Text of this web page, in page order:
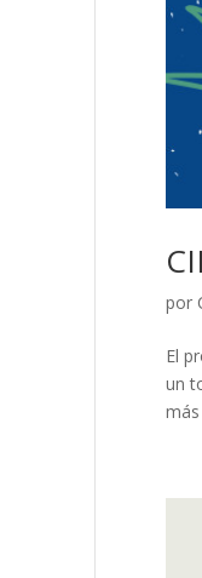
por
El
un